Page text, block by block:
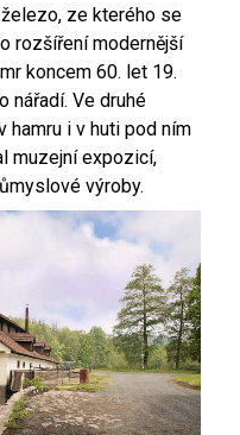
ze kterého se
rozšíření modernější
koncem 60. let 19.
nářadí. Ve druhé
hamru i v huti pod ním
muzejní expozicí,
výroby.